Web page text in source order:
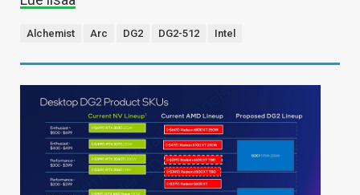
Alchemist Arc DG2 DG2-512 Intel